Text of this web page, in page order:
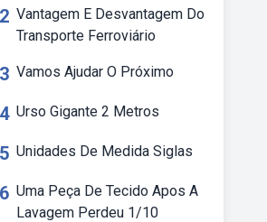
Vantagem E Desvantagem Do
Transporte Ferroviário
Vamos Ajudar O Próximo
Urso Gigante 2 Metros
Unidades De Medida Siglas
Uma Peça De Tecido Apos A
Lavagem Perdeu 1/10